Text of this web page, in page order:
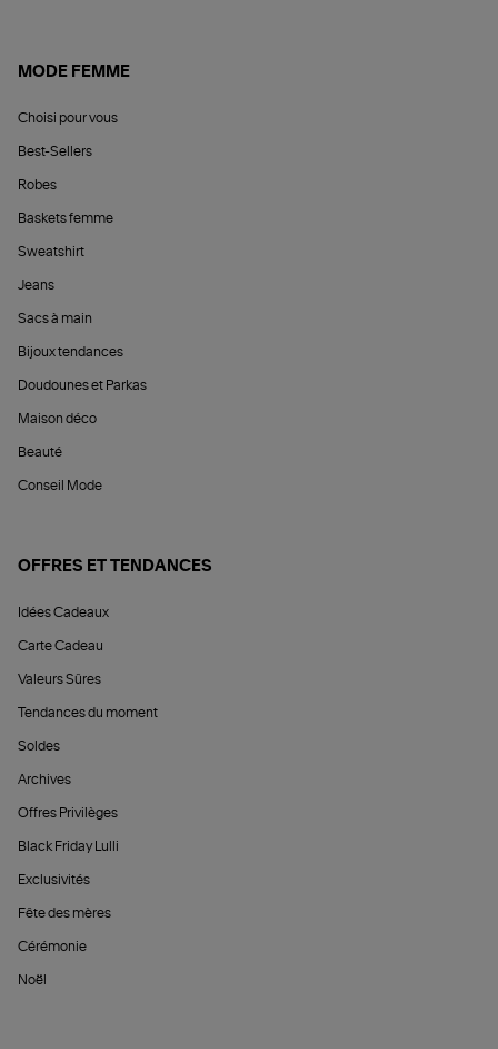
MODE FEMME
Choisi pour vous
Best-Sellers
Robes
Baskets femme
Sweatshirt
Jeans
Sacs à main
Bijoux tendances
Doudounes et Parkas
Maison déco
Beauté
Conseil Mode
OFFRES ET TENDANCES
Idées Cadeaux
Carte Cadeau
Valeurs Sûres
Tendances du moment
Soldes
Archives
Offres Privilèges
Black Friday Lulli
Exclusivités
Fête des mères
Cérémonie
Noël